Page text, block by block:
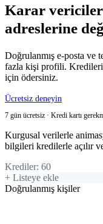
Karar
adreslerine
Doğrulanmış e-posta ve
fazla kişi profili. Kredileri
için ödersiniz.
Ücretsiz deneyin
7 gün ücretsiz · Kredi kartı
Kurgusal verilerle
bilgileri kredilerle açılır
Krediler: 60
+ Listeye ekle
Doğrulanmış kişiler